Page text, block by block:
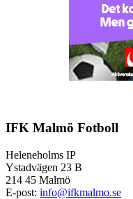
IFK Malmö Fotboll
Heleneholms IP
Ystadvägen 23 B
214 45 Malmö
E-post: info@ifkmalmo.se